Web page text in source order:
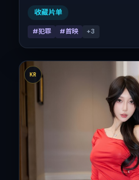
03-23），全片135分钟，节奏张
收藏片单
#犯罪 #首映 +3
KR